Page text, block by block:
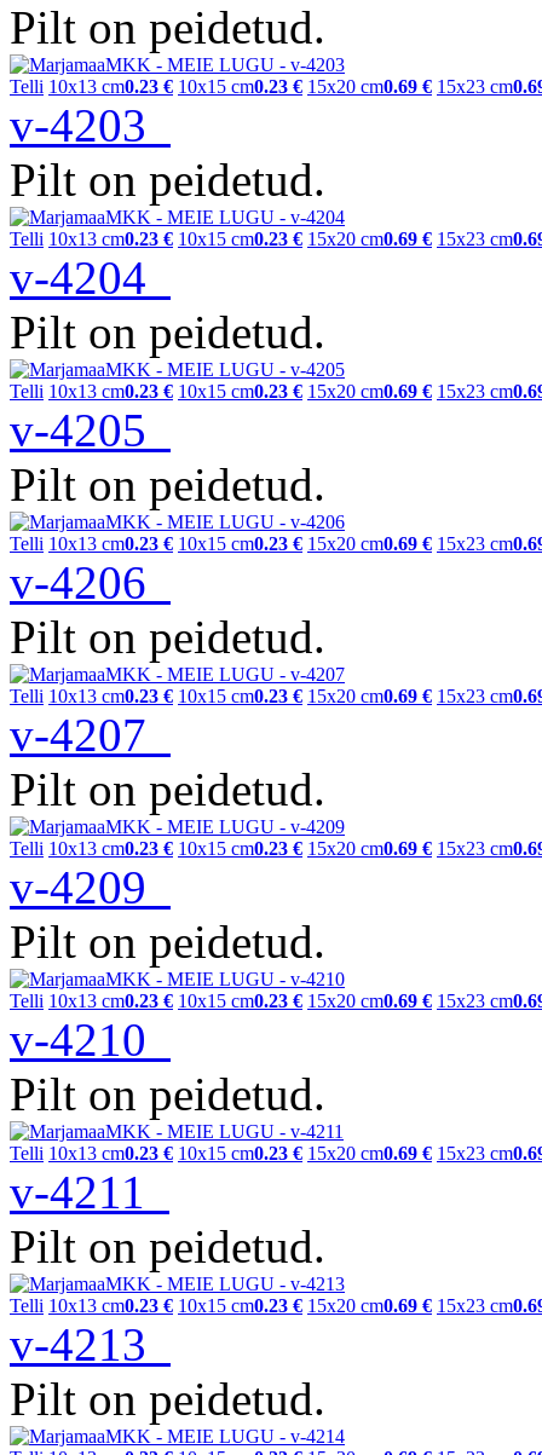
Pilt on peidetud.
Telli 10x13 cm0.23 € 10x15 cm0.23 € 15x20 cm0.69 € 15x23 cm
v-4203
Pilt on peidetud.
Telli 10x13 cm0.23 € 10x15 cm0.23 € 15x20 cm0.69 € 15x23 cm
v-4204
Pilt on peidetud.
Telli 10x13 cm0.23 € 10x15 cm0.23 € 15x20 cm0.69 € 15x23 cm
v-4205
Pilt on peidetud.
Telli 10x13 cm0.23 € 10x15 cm0.23 € 15x20 cm0.69 € 15x23 cm
v-4206
Pilt on peidetud.
Telli 10x13 cm0.23 € 10x15 cm0.23 € 15x20 cm0.69 € 15x23 cm
v-4207
Pilt on peidetud.
Telli 10x13 cm0.23 € 10x15 cm0.23 € 15x20 cm0.69 € 15x23 cm
v-4209
Pilt on peidetud.
Telli 10x13 cm0.23 € 10x15 cm0.23 € 15x20 cm0.69 € 15x23 cm
v-4210
Pilt on peidetud.
Telli 10x13 cm0.23 € 10x15 cm0.23 € 15x20 cm0.69 € 15x23 cm
v-4211
Pilt on peidetud.
Telli 10x13 cm0.23 € 10x15 cm0.23 € 15x20 cm0.69 € 15x23 cm
v-4213
Pilt on peidetud.